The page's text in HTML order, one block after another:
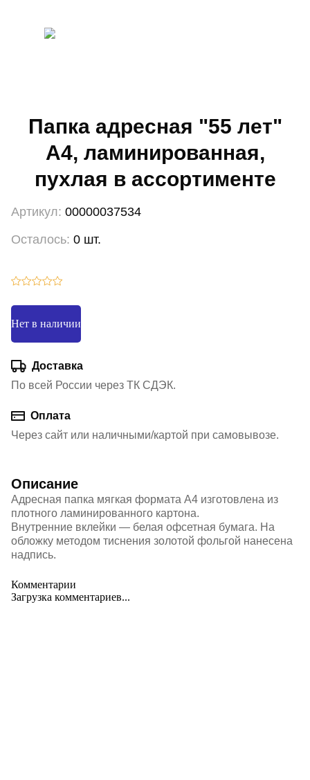
Папка адресная "55 лет"
А4, ламинированная,
пухлая в ассортименте
Артикул: 00000037534
Осталось: 0 шт.
Нет в наличии
Доставка
По всей России через ТК СДЭК.
Оплата
Через сайт или наличными/картой при самовывозе.
Описание
Адресная папка мягкая формата А4 изготовлена из
плотного ламинированного картона.
Внутренние вклейки — белая офсетная бумага. На
обложку методом тиснения золотой фольгой нанесена
надпись.
Комментарии
Загрузка комментариев...